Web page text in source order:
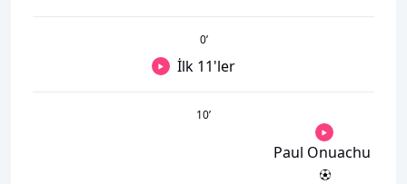
0’
İlk 11'ler
10’
Paul Onuachu